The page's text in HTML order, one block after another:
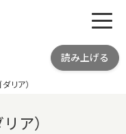
振興財団
読み上げる
リア）
ア）